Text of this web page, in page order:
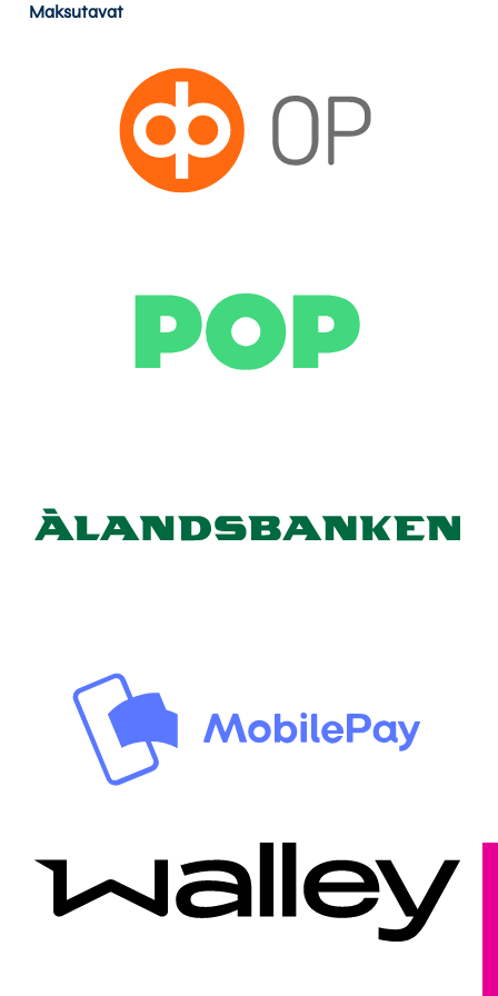
Maksutavat